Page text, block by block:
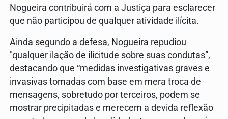
Nogueira contribuirá com a Justiça para esclarecer
que não participou de qualquer atividade ilícita.
Ainda segundo a defesa, Nogueira repudiou
"qualquer ilação de ilicitude sobre suas condutas”,
destacando que “medidas investigativas graves e
invasivas tomadas com base em mera troca de
mensagens, sobretudo por terceiros, podem se
mostrar precipitadas e merecem a devida reflexão